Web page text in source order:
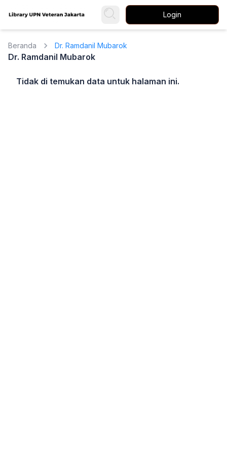
Login
Beranda Dr. Ramdanil Mubarok
Dr. Ramdanil Mubarok
Tidak di temukan data untuk halaman ini.